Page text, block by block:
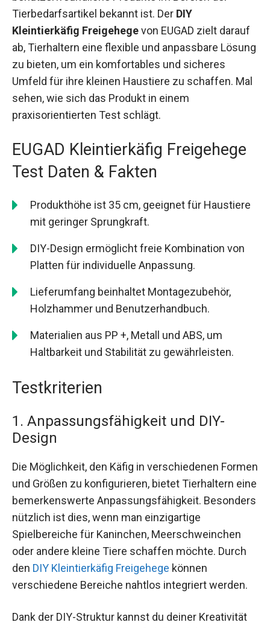
Tierbedarfsartikel bekannt ist. Der DIY
Kleintierkäfig Freigehegevon EUGAD zielt darauf
ab, Tierhaltern eine flexible und anpassbare Lösung
zu bieten, um ein komfortables und sicheres
Umfeld für ihre kleinen Haustiere zu schaffen. Mal
sehen, wie sich das Produkt in einem
praxisorientierten Test schlägt.
EUGAD Kleintierkäfig Freigehege
Test Daten & Fakten
Produkthöhe ist 35 cm, geeignet für Haustiere
mit geringer Sprungkraft.
DIY-Design ermöglicht freie Kombination von
Platten für individuelle Anpassung.
Lieferumfang beinhaltet Montagezubehör,
Holzhammer und Benutzerhandbuch.
Materialien aus PP +, Metall und ABS, um
Haltbarkeit und Stabilität zu gewährleisten.
Testkriterien
1. Anpassungsfähigkeit und DIY-
Design
Die Möglichkeit, den Käfig in verschiedenen Formen
und Größen zu konfigurieren, bietet Tierhaltern eine
bemerkenswerte Anpassungsfähigkeit. Besonders
nützlich ist dies, wenn man einzigartige
Spielbereiche für Kaninchen, Meerschweinchen
oder andere kleine Tiere schaffen möchte. Durch
den DIY Kleintierkäfig Freigehege können
verschiedene Bereiche nahtlos integriert werden.
Dank der DIY-Struktur kannst du deiner Kreativität